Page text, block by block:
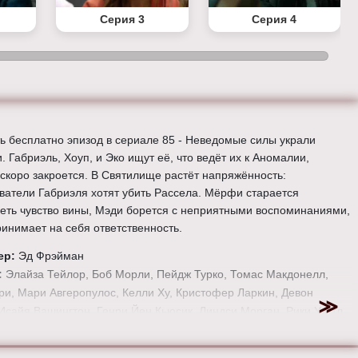
Серия 3 Серия 4
бесплатно эпизод в сериале 85 - Неведомые силы украли
Габриэль, Хоуп, и Эко ищут её, что ведёт их к Аномалии,
закроется. В Святилище растёт напряжённость:
Габриэля хотят убить Рассела. Мёрфи старается
чувство вины, Мэди борется с неприятными воспоминаниями,
на себя ответственность.
Эд Фрэйман
Элайза Тейлор, Боб Морли, Пейдж Турко, Томас Макдонелл,
Мари Авгеропулос, Келли Ху, Кристофер Ларкин, Девон
Вашингтон, Генри Йен Кьюсик, Линдси Морган, Рики Уиттл,